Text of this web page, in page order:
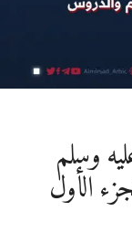
وسلم
الأول